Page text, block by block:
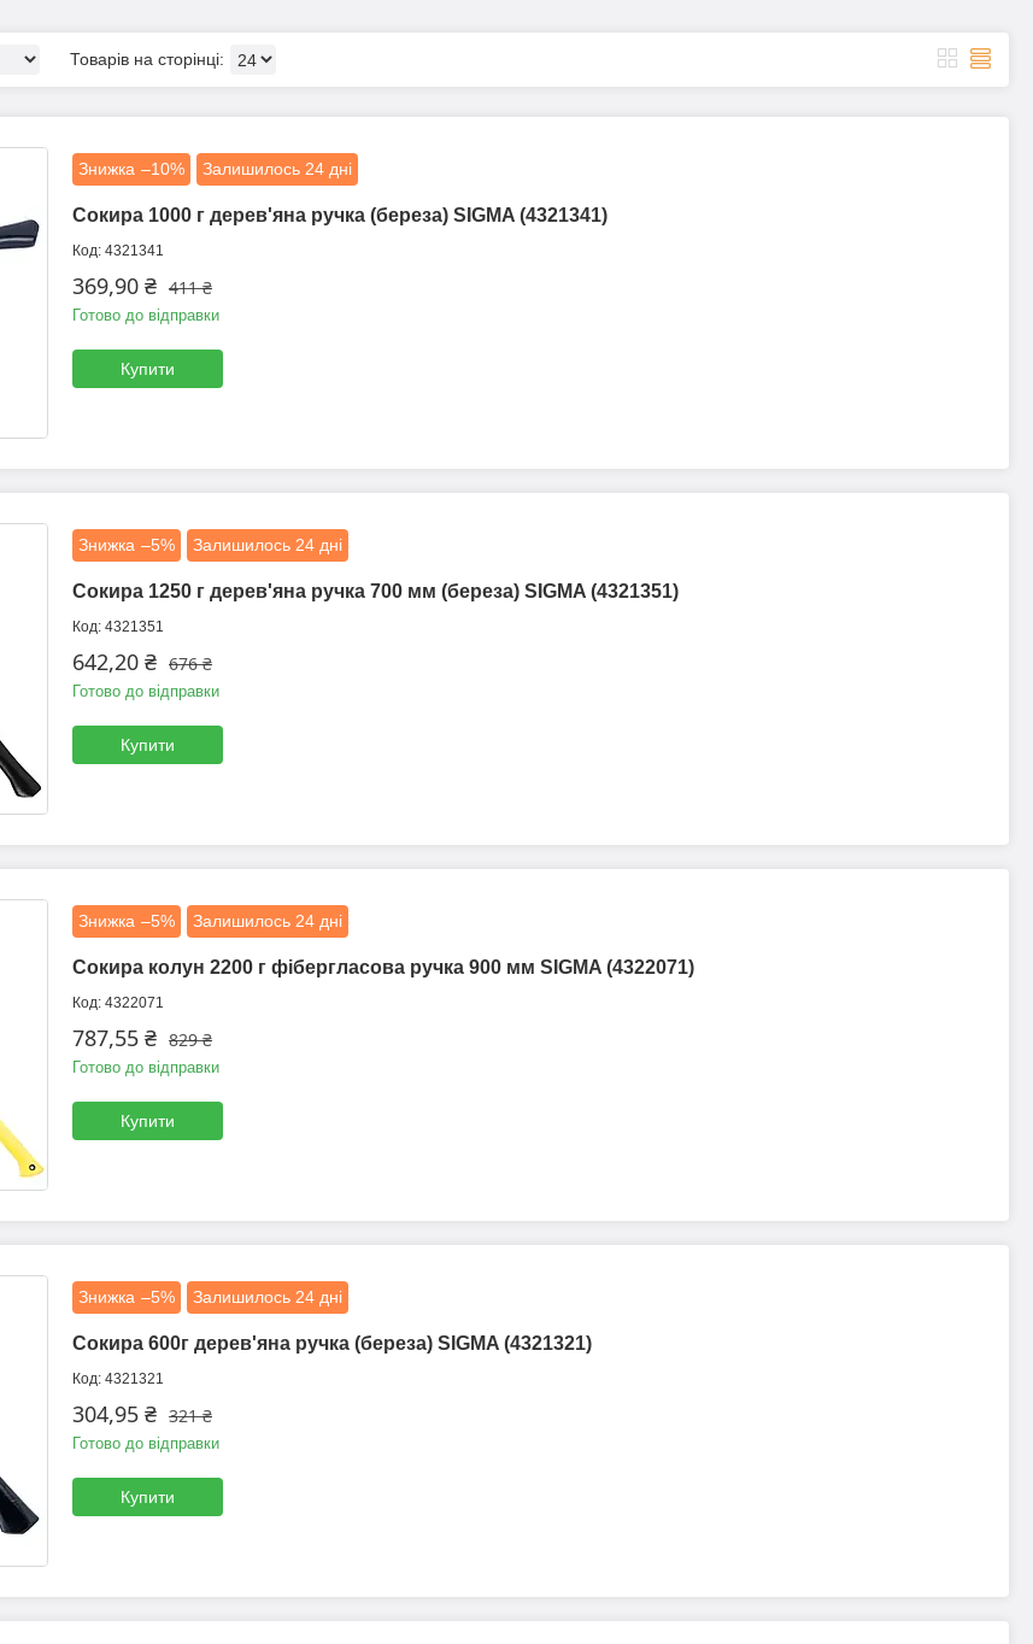
–10% Залишилось 24 дні
Сокира 1000 г дерев'яна ручка (береза) SIGMA (4321341)
4321341
411 ₴
369,90 ₴
Готово до відправки
Купити
–5% Залишилось 24 дні
Сокира 1250 г дерев'яна ручка 700 мм (береза) SIGMA (4321351)
4321351
676 ₴
642,20 ₴
Готово до відправки
Купити
–5% Залишилось 24 дні
Сокира колун 2200 г фібергласова ручка 900 мм SIGMA (4322071)
4322071
829 ₴
787,55 ₴
Готово до відправки
Купити
–5% Залишилось 24 дні
Сокира 600г дерев'яна ручка (береза) SIGMA (4321321)
4321321
321 ₴
304,95 ₴
Готово до відправки
Купити